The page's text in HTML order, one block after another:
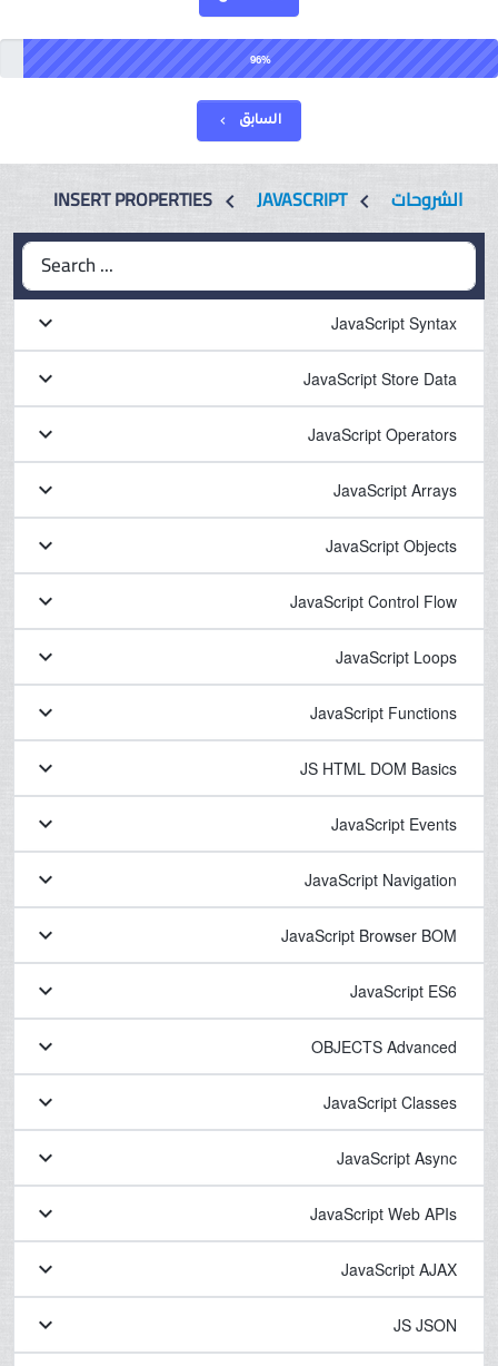
96%
السابق chevron_left
الشروحات chevron_left
INSERT PROPERTIES chevron_left JAVASCRIPT
Search ...
JavaScript Syntax
keyboard_arrow_down
JavaScript Store Data
keyboard_arrow_down
JavaScript Operators
keyboard_arrow_down
JavaScript Arrays
keyboard_arrow_down
JavaScript Objects
keyboard_arrow_down
JavaScript Control Flow
keyboard_arrow_down
JavaScript Loops
keyboard_arrow_down
JavaScript Functions
keyboard_arrow_down
JS HTML DOM Basics
keyboard_arrow_down
JavaScript Events
keyboard_arrow_down
JavaScript Navigation
keyboard_arrow_down
JavaScript Browser BOM
keyboard_arrow_down
JavaScript ES6
keyboard_arrow_down
OBJECTS Advanced
keyboard_arrow_down
JavaScript Classes
keyboard_arrow_down
JavaScript Async
keyboard_arrow_down
JavaScript Web APIs
keyboard_arrow_down
JavaScript AJAX
keyboard_arrow_down
JS JSON
keyboard_arrow_down